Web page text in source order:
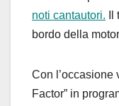
noti cantautori. Il
bordo della
Con l’occasione
Factor” in